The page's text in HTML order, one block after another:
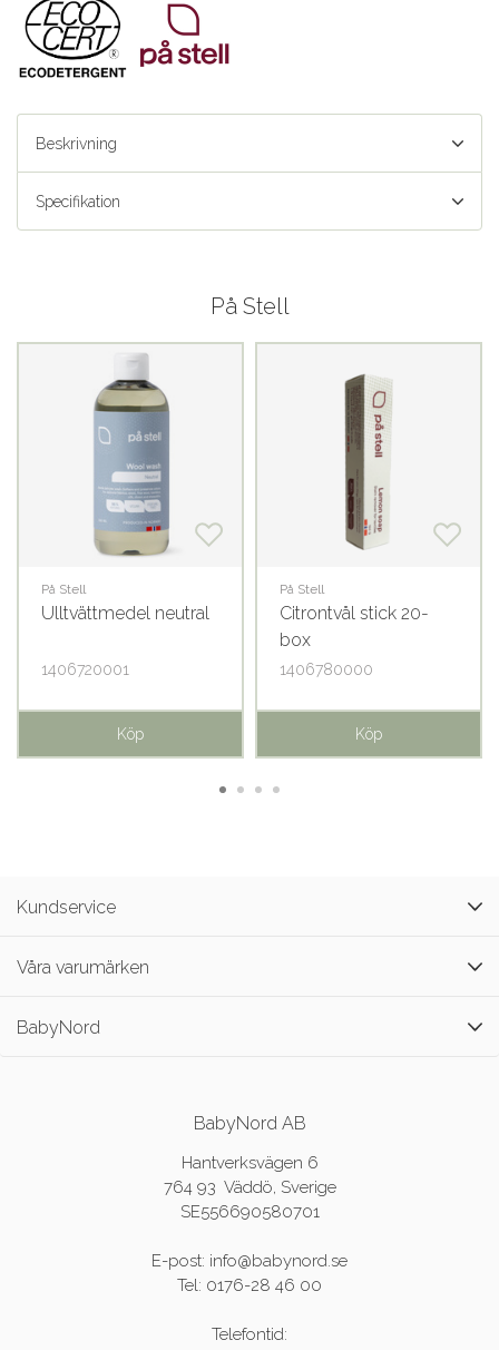
Beskrivning
Specifikation
På Stell
På Stell
Ulltvättmedel neutral
1406720001
Köp
På Stell
Citrontvål stick 20-
box
1406780000
Köp
Kundservice
Våra varumärken
BabyNord
BabyNord AB
Hantverksvägen 6
764 93 Väddö, Sverige
SE556690580701
E-post: info@babynord.se
Tel: 0176-28 46 00
Telefontid: